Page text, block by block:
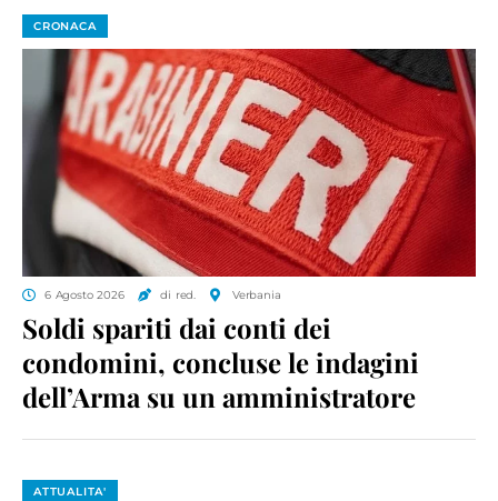
CRONACA
6 Agosto 2026 di red. Verbania
Soldi spariti dai conti dei
condomini, concluse le indagini
dell’Arma su un amministratore
ATTUALITA'